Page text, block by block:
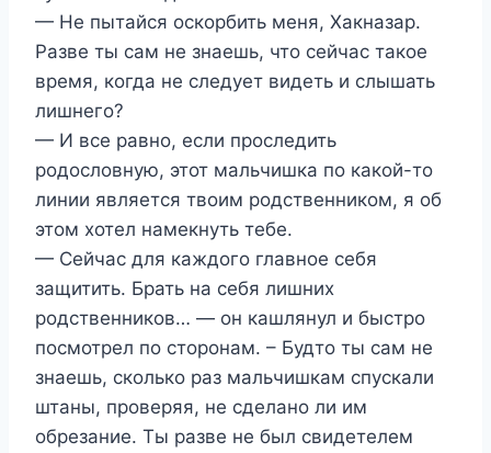
— Не пытайся оскорбить меня, Хакназар.
Разве ты сам не знаешь, что сейчас такое
время, когда не следует видеть и слышать
лишнего?
— И все равно, если проследить
родословную, этот мальчишка по какой-то
линии является твоим родственником, я об
этом хотел намекнуть тебе.
— Сейчас для каждого главное себя
защитить. Брать на себя лишних
родственников… — он кашлянул и быстро
посмотрел по сторонам. – Будто ты сам не
знаешь, сколько раз мальчишкам спускали
штаны, проверяя, не сделано ли им
обрезание. Ты разве не был свидетелем